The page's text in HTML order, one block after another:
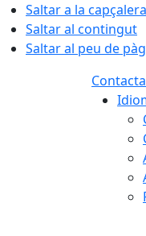
Saltar a la capçalera
Saltar al contingut
Saltar al peu de